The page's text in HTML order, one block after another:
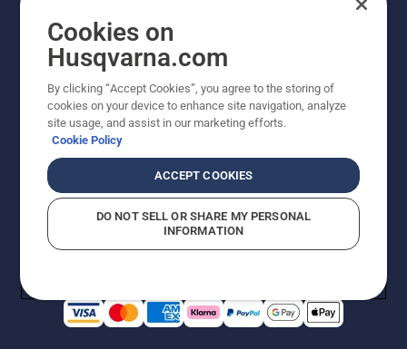
viste priser er vejledende udsalgspriser. Der tages
forbehold for stave- og trykfejl samt prisændringer. Vi
stræber efter at have så nøjagtige oplysningerne på
dette websted som muligt. Alle anførte priser er
vejledende udsalgspriser (inkl. moms), medmindre
CookiepolitikAnvendelsesvilkår
Bekendtgørelse vedr. beskyttelse af personlige oplysninger
Rapporter formodede overtrædelser
Cookies on
Husqvarna.com
By clicking “Accept Cookies”, you agree to the storing of
cookies on your device to enhance site navigation, analyze
site usage, and assist in our marketing efforts.
Cookie Policy
ACCEPT COOKIES
DO NOT SELL OR SHARE MY PERSONAL
INFORMATION